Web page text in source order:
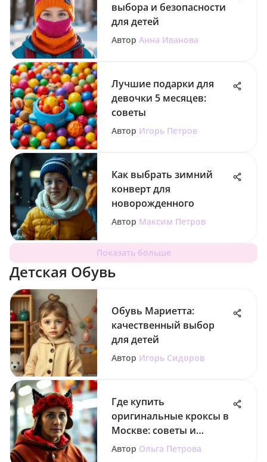
выбора и безопасности
для детей
Автор Анна Иванова
Лучшие подарки для
девочки 5 месяцев:
советы
Автор Игорь Петров
Как выбрать зимний
конверт для
новорожденного
Автор Максим Петров
Показать больше
Детская Обувь
Обувь Мариетта:
качественный выбор
для детей
Автор Игорь Сидоров
Где купить
оригинальные кроксы в
Москве: советы и
рекомендации
Автор Ольга Петрова